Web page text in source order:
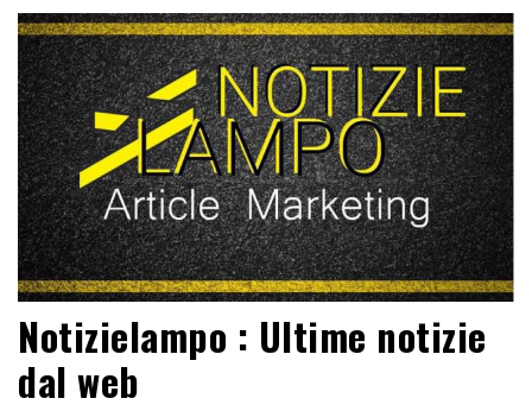
Notizielampo : Ultime notizie
dal web